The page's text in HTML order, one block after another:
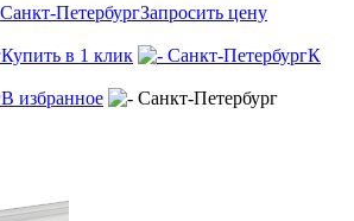
Запросить цену
Купить в 1 клик
К
В избранное